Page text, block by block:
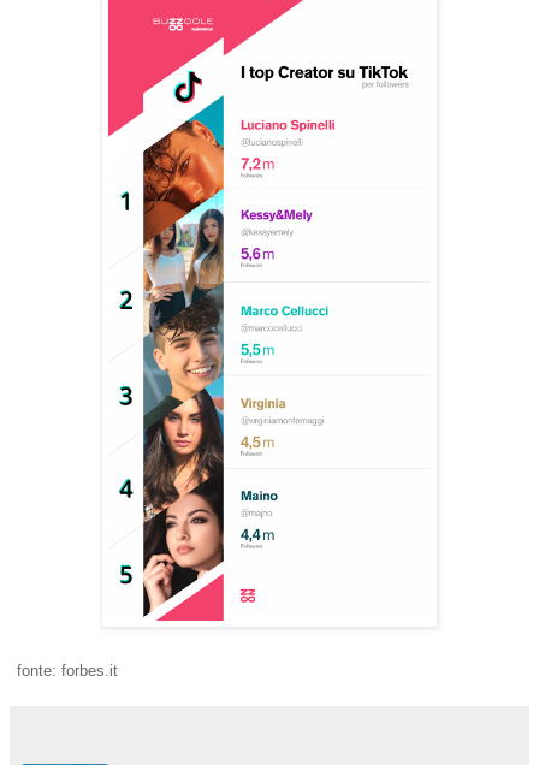
fonte: forbes.it